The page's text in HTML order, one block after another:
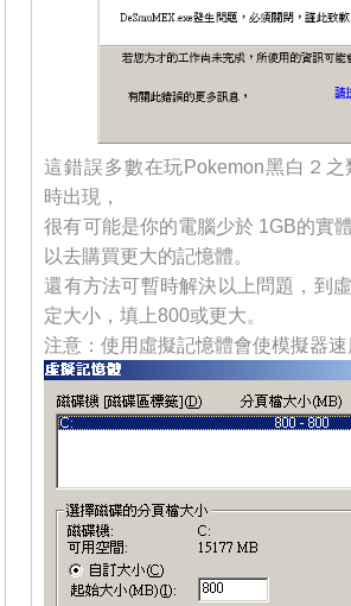
這錯誤多數在玩Pokemon黑白２
時出現，
很有可能是你的電腦少於 1GB的實
以去購買更大的記憶體。
還有方法可暫時解決以上問題，到
定大小，填上800或更大。
注意：使用虛擬記憶體會使模擬器速